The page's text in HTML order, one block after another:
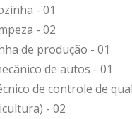
- 01
- 02
de produção - 01
de autos - 01
de controle de
- 02